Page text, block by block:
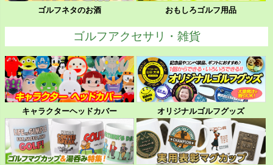
ゴルフネタのお酒 おもしろゴルフ用品
ゴルフアクセサリ・雑貨
キャラクターヘッドカバー オリジナルゴルフグッズ